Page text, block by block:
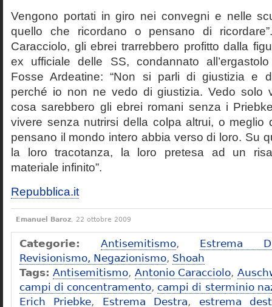
Vengono portati in giro nei convegni e nelle
quello che ricordano o pensano di
Caracciolo, gli ebrei trarrebbero profitto dalla
ex ufficiale delle SS, condannato
Fosse Ardeatine: “Non si parli di giustizia e
perché io non ne vedo di giustizia. Vedo solo
cosa sarebbero gli ebrei romani senza i
vivere senza nutrirsi della colpa altrui, o meglio
pensano il mondo intero abbia verso di loro. Su
la loro tracotanza, la loro pretesa ad un
materiale infinito”.
Repubblica.it
Emanuel Baroz, 22 ottobre 2009
Categorie: Antisemitismo, Estrema
Revisionismo, Negazionismo, Shoah
Tags: Antisemitismo, Antonio Caracciolo,
campi di concentramento, campi di sterminio
Erich Priebke, Estrema Destra, estrema